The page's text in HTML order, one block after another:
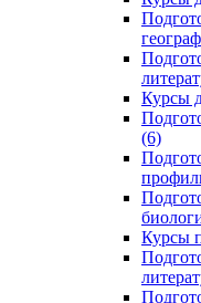
Курсы
(6)
Курсы